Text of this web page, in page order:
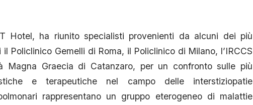
Hotel, ha riunito specialisti provenienti da alcuni dei più
Policlinico Gemelli di Roma, il Policlinico di Milano, l’IRCCS
Magna Graecia di Catanzaro, per un confronto sulle più
e terapeutiche nel campo delle interstiziopatie
rappresentano un gruppo eterogeneo di malattie